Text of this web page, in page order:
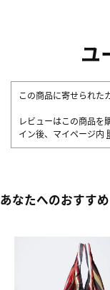
ユ
この商品に寄せられた
レビューはこの商品を
イン後、マイページ内
あなたへのおすすめ